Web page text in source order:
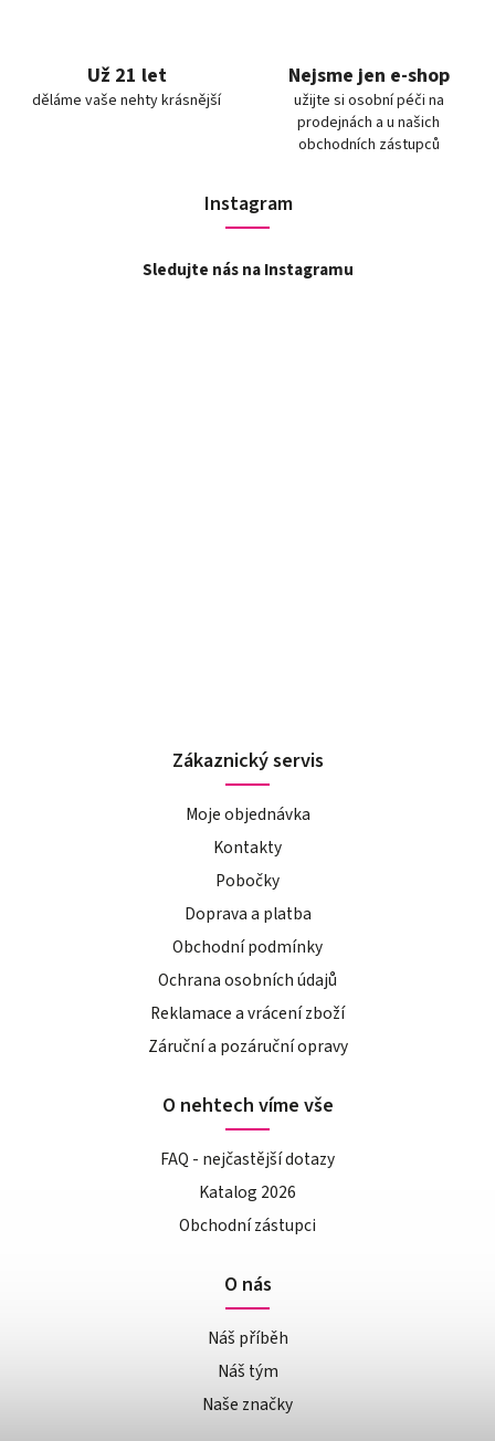
Už 21 let
děláme vaše nehty krásnější
Nejsme jen e-shop
užijte si osobní péči na
prodejnách a u našich
obchodních zástupců
Instagram
Sledujte nás na Instagramu
Zákaznický servis
Moje objednávka
Kontakty
Pobočky
Doprava a platba
Obchodní podmínky
Ochrana osobních údajů
Reklamace a vrácení zboží
Záruční a pozáruční opravy
O nehtech víme vše
FAQ - nejčastější dotazy
Katalog 2026
Obchodní zástupci
O nás
Náš příběh
Náš tým
Naše značky